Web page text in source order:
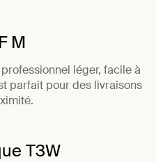
M
léger, facile à
parfait pour des livraisons
T3W